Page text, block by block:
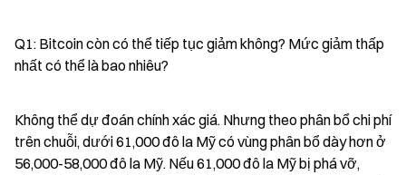
Q1: Bitcoin còn có thể tiếp tục giảm không? Mức giảm thấp
nhất có thể là bao nhiêu?
Không thể dự đoán chính xác giá. Nhưng theo phân bổ chi phí
trên chuỗi, dưới 61,000 đô la Mỹ có vùng phân bổ dày hơn ở
56,000-58,000 đô la Mỹ. Nếu 61,000 đô la Mỹ bị phá vỡ,